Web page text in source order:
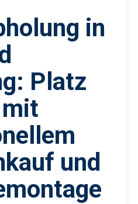
in
Platz
und